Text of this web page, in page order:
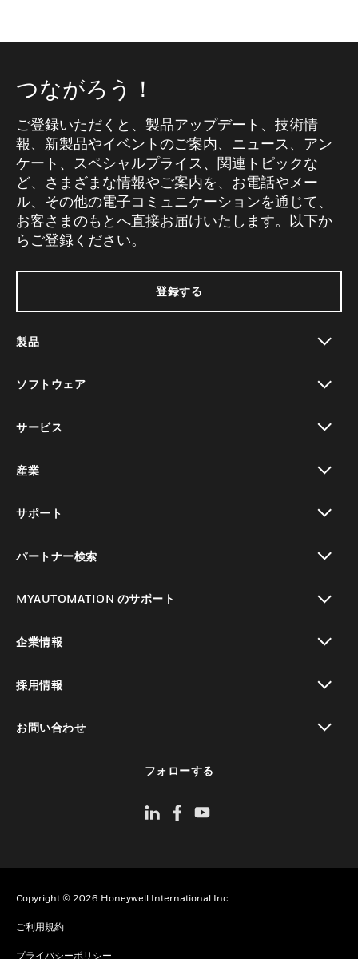
つながろう！
ご登録いただくと、製品アップデート、技術情
報、新製品やイベントのご案内、ニュース、アン
ケート、スペシャルプライス、関連トピックな
ど、さまざまな情報やご案内を、お電話やメー
ル、その他の電子コミュニケーションを通じて、
お客さまのもとへ直接お届けいたします。以下か
らご登録ください。
登録する
製品
ソフトウェア
サービス
産業
サポート
パートナー検索
MYAUTOMATION のサポート
企業情報
採用情報
お問い合わせ
フォローする
Copyright © 2026 Honeywell International Inc
ご利用規約
プライバシーポリシー